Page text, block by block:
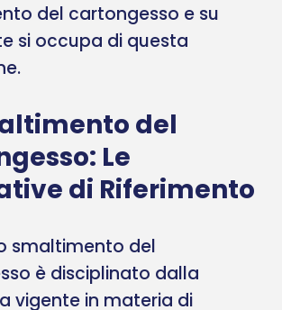
del cartongesso e su
si occupa di questa
del
Le
di Riferimento
smaltimento del
è disciplinato dalla
vigente in materia di